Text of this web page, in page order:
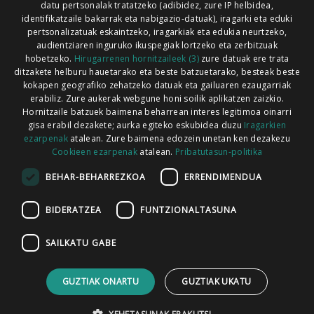
Xorroxin irratia | Lesaka | T. 948638288
Codesyntaxek garatua
HARREMANETARAKO
datu pertsonalak tratatzeko (adibidez, zure IP helbidea,
identifikatzaile bakarrak eta nabigazio-datuak), iragarki eta eduki
pertsonalizatuak eskaintzeko, iragarkiak eta edukia neurtzeko,
audientziaren inguruko ikuspegiak lortzeko eta zerbitzuak
hobetzeko. Hirugarrenen hornitzaileek (3)zure datuak ere trata
ditzakete helburu hauetarako eta beste batzuetarako, besteak beste
kokapen geografiko zehatzeko datuak eta gailuaren ezaugarriak
erabiliz. Zure aukerak webgune honi soilik aplikatzen zaizkio.
Hornitzaile batzuek baimena beharrean interes legitimoa oinarri
gisa erabil dezakete; aurka egiteko eskubidea duzu Iragarkien
ezarpenakatalean. Zure baimena edozein unetan ken dezakezu
Cookieen ezarpenak atalean. Pribatutasun-politika
BEHAR-BEHARREZKOA ERRENDIMENDUA
BIDERATZEA FUNTZIONALTASUNA
SAILKATU GABE
GUZTIAK ONARTU GUZTIAK UKATU